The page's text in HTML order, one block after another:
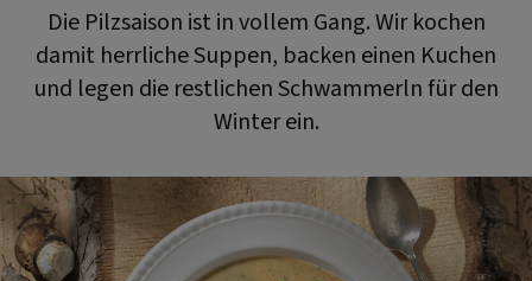
Die Pilzsaison ist in vollem Gang. Wir kochen
damit herrliche Suppen, backen einen Kuchen
und legen die restlichen Schwammerln für den
Winter ein.